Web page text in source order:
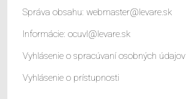
Správa obsahu: webmaster@levare.sk
Informácie: ocuvl@levare.sk
Vyhlásenie o spracúvaní osobných údajov
Vyhlásenie o prístupnosti